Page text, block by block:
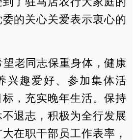
的关心关爱表示衷心的
老同志保重身体，健康
兴趣爱好、参加集体活
，充实晚年生活。保持
退志，积极为全行发展
在职干部员工作表率，